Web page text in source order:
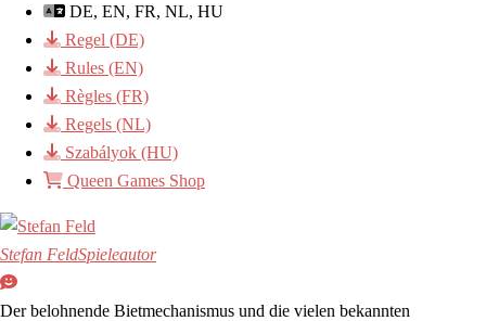
DE, EN, FR, NL, HU
Regel (DE)
Rules (EN)
Règles (FR)
Regels (NL)
Szabályok (HU)
Queen Games Shop
Stefan FeldSpieleautor
Der belohnende Bietmechanismus und die vielen bekannten